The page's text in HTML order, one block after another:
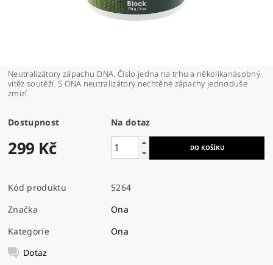
Neutralizátory zápachu ONA. Číslo jedna na trhu a několikanásobný
vítěz soutěží. S ONA neutralizátory nechtěné zápachy jednoduše
zmizí.
Dostupnost Na dotaz
299 Kč
Kód produktu
5264
Značka
Ona
Kategorie
Ona
Dotaz